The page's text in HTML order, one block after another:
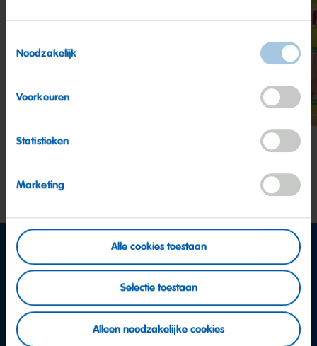
Noodzakelijk
Voorkeuren
Statistieken
Marketing
Alle cookies toestaan
Selectie toestaan
Alleen noodzakelijke cookies